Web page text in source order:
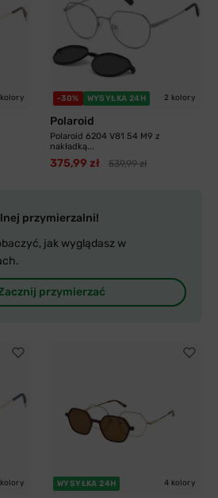
przymierzalni!
jak wyglądasz w
przymierzać
-30% WYSYŁKA 24H 2 kolory
Polaroid
Polaroid 6204 V81 54 M9 z
nakładką...
375,99 zł 539,99 zł
WYSYŁKA 24H 4 kolory